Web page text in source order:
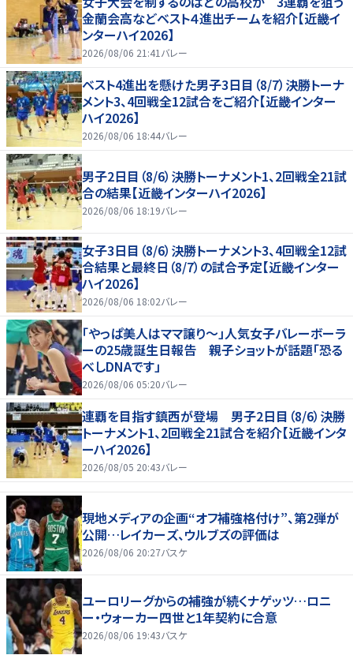
金蘭会高などベスト４進出チームを紹介【近畿イ
ンターハイ2026】
2026/08/06 21:41 バレー
ベスト4進出を懸けた男子3日目（8/7）決勝トーナ
メント3、4回戦全12試合をご紹介【近畿インター
ハイ2026】
2026/08/06 18:44バレー
男子2日目（8/6）決勝トーナメント1、2回戦全21試
合の結果【近畿インターハイ2026】
2026/08/06 18:19バレー
女子3日目（8/6）決勝トーナメント3、4回戦全12試
合結果と最終日（8/7）の試合予定【近畿インター
ハイ2026】
2026/08/06 18:02バレー
「やっぱ美人はママ譲り～」人気女子バレーボーラ
ーの25歳誕生日報告 親子ショットが話題「恐る
べしDNAです」
2026/08/06 05:20バレー
連覇を目指す鎮西が登場 男子2日目（8/6）決勝
トーナメント1、2回戦全21試合を紹介【近畿インタ
ーハイ2026】
2026/08/05 20:43バレー
現地メディアの企画“オフ補強格付け”、第2弾が
公開…レイカーズ、ウルブズの評価は
2026/08/06 20:27バスケ
ユーロリーグからの補強が続くナゲッツ…ロニ
ー・ウォーカー四世と1年契約に合意
2026/08/06 19:43バスケ